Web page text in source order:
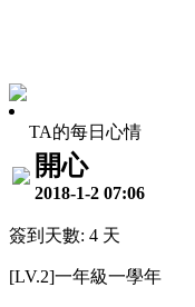
TA的每日心情
開心
2018-1-2 07:06
簽到天數: 4 天
[LV.2]一年級一學年